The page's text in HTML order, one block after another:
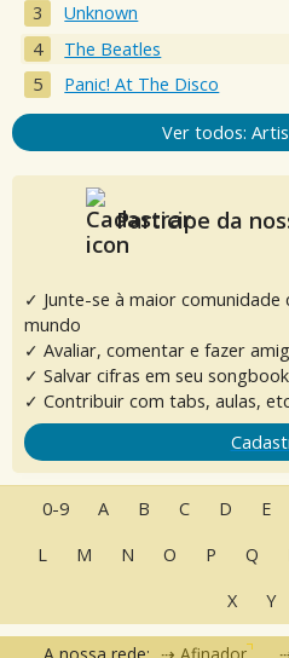
Unknown
The Beatles
Panic! At The Disco
Ver todos:
Participe da
✓ Junte-se à maior comunidade
mundo
✓ Avaliar, comentar e fazer
✓ Salvar cifras em seu songbook
✓ Contribuir com tabs, aulas,
0-9 A B C D E
L
M N O P Q
X
Y